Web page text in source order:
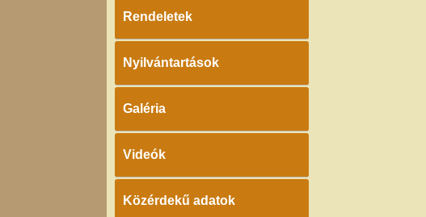
Rendeletek
Nyilvántartások
Galéria
Videók
Közérdekű adatok